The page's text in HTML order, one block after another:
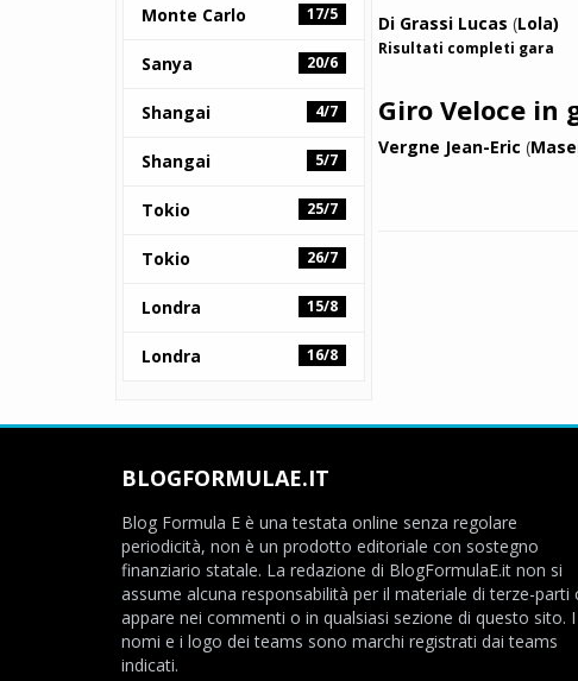
Monte Carlo 17/5
Sanya 20/6
Shangai 4/7
Shangai 5/7
Tokio 25/7
Tokio 26/7
Londra 15/8
Londra 16/8
Di Grassi Lucas (Lola)
Risultati completi gara
Giro Veloce in
Vergne Jean-Eric (
BLOGFORMULAE.IT
Blog Formula E è una testata online senza regolare
periodicità, non è un prodotto editoriale con sostegno
finanziario statale. La redazione di BlogFormulaE.it non si
assume alcuna responsabilità per il materiale di terze-parti
appare nei commenti o in qualsiasi sezione di questo sito. I
nomi e i logo dei teams sono marchi registrati dai teams
indicati.